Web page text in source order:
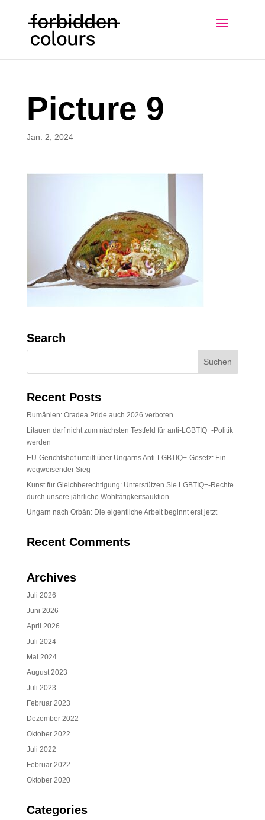
Picture 9
Jan. 2, 2024
Search
Recent Posts
Rumänien: Oradea Pride auch 2026 verboten
Litauen darf nicht zum nächsten Testfeld für anti-LGBTIQ+-Politik
werden
EU-Gerichtshof urteilt über Ungarns Anti-LGBTIQ+-Gesetz: Ein
wegweisender Sieg
Kunst für Gleichberechtigung: Unterstützen Sie LGBTIQ+-Rechte
durch unsere jährliche Wohltätigkeitsauktion
Ungarn nach Orbán: Die eigentliche Arbeit beginnt erst jetzt
Recent Comments
Archives
Juli 2026
Juni 2026
April 2026
Juli 2024
Mai 2024
August 2023
Juli 2023
Februar 2023
Dezember 2022
Oktober 2022
Juli 2022
Februar 2022
Oktober 2020
Categories